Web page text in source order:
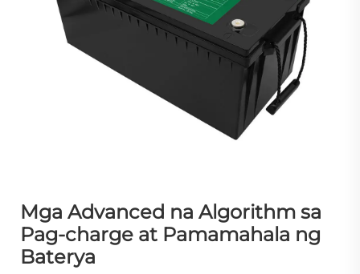
Mga Advanced na Algorithm sa
Pag-charge at Pamamahala ng
Baterya